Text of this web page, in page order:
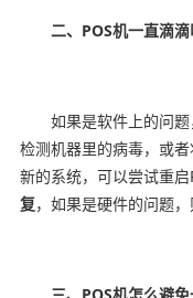
二、POS机一直滴
如果是软件上的问题
检测机器里的病毒，或
新的系统，可以尝试重
复，如果是硬件的问题，